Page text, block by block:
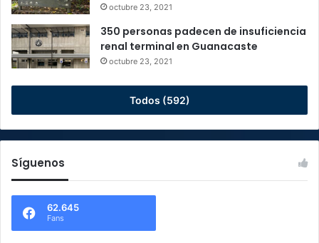
octubre 23, 2021
350 personas padecen de insuficiencia
renal terminal en Guanacaste
octubre 23, 2021
Todos (592)
Síguenos
62.645
Fans